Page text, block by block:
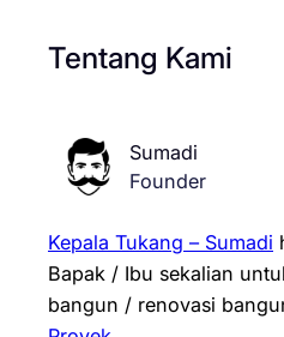
Tentang Kami
Sumadi
Founder
Kepala Tukang – Sumadi
Bapak / Ibu sekalian
bangun / renovasi